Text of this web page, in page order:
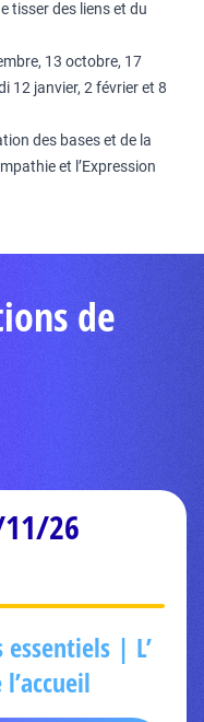
tisser des liens et du
13 octobre, 17
12 janvier, 2 février et 8
des bases et de la
et l’Expression
de
26
| L’